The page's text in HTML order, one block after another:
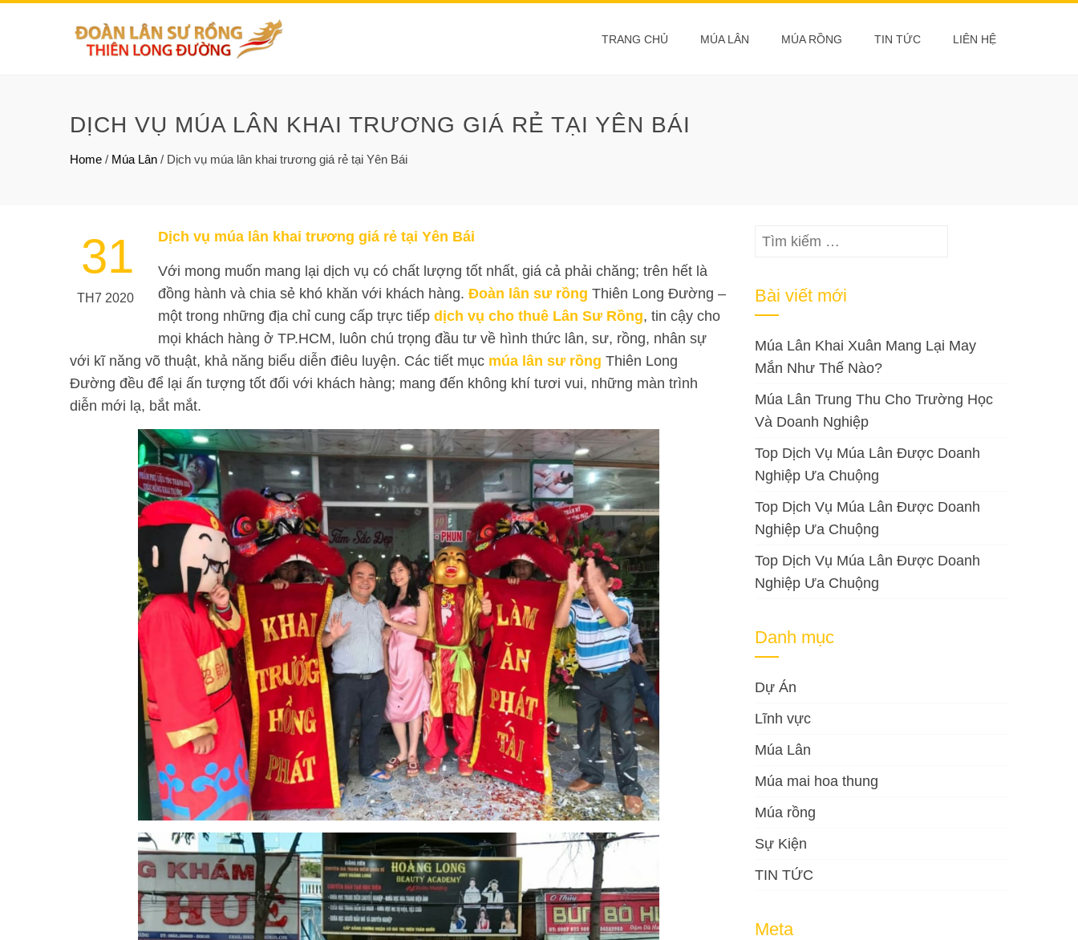
TRANG CHỦ MÚA LÂN MÚA RỒNG TIN TỨC LIÊN HỆ
DỊCH VỤ MÚA LÂN KHAI TRƯƠNG GIÁ RẺ TẠI YÊN BÁI
Home / Múa Lân / Dịch vụ múa lân khai trương giá rẻ tại Yên Bái
31
TH7 2020
Dịch vụ múa lân khai trương giá rẻ tại Yên Bái
Với mong muốn mang lại dịch vụ có chất lượng tốt nhất, giá cả phải chăng; trên hết là
đồng hành và chia sẻ khó khăn với khách hàng. Đoàn lân sư rồng Thiên Long Đường –
một trong những địa chỉ cung cấp trực tiếp dịch vụ cho thuê Lân Sư Rồng, tin cậy cho
mọi khách hàng ở TP.HCM, luôn chú trọng đầu tư về hình thức lân, sư, rồng, nhân sự
với kĩ năng võ thuật, khả năng biểu diễn điêu luyện. Các tiết mục múa lân sư rồng Thiên Long
Đường đều để lại ấn tượng tốt đối với khách hàng; mang đến không khí tươi vui, những màn trình
diễn mới lạ, bắt mắt.
Tìm
Bài viết mới
Múa Lân Khai Xuân Mang Lại May
Mắn Như Thế Nào?
Múa Lân Trung Thu Cho Trường Học
Và Doanh Nghiệp
Top Dịch Vụ Múa Lân Được Doanh
Nghiệp Ưa Chuộng
Top Dịch Vụ Múa Lân Được Doanh
Nghiệp Ưa Chuộng
Top Dịch Vụ Múa Lân Được Doanh
Nghiệp Ưa Chuộng
Danh mục
Dự Án
Lĩnh vực
Múa Lân
Múa mai hoa thung
Múa rồng
Sự Kiện
TIN TỨC
Meta